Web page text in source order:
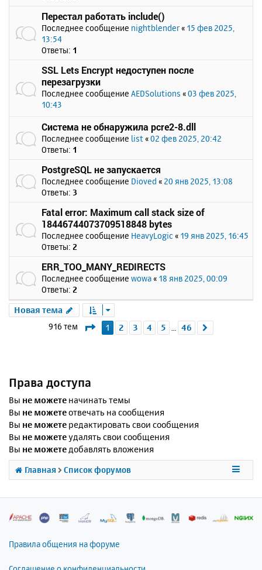
Перестал работать include()
Последнее сообщение nightblender « 15 фев 2025,
13:54
Ответы: 1
SSL Lets Encrypt недоступен после
перезагрузки
Последнее сообщение AEDSolutions «03 фев 2025,
10:43
Система не обнаружила pcre2-8.dll
Последнее сообщение list «02 фев 2025, 20:42
Ответы: 1
PostgreSQL не запускается
Последнее сообщение Dioved « 20 янв 2025, 13:08
Ответы: 3
Fatal error: Maximum call stack size of
18446744073709518848 bytes
Последнее сообщение HeavyLogic « 19 янв 2025, 16:45
Ответы: 2
ERR_TOO_MANY_REDIRECTS
Последнее сообщение wowa « 18 янв 2025, 00:09
Ответы: 2
Новая тема
916 тем Страница1 из 46
1 2 3 4 5 46
Права доступа
Вы не можете начинать темы
Вы не можетеотвечать на сообщения
Вы не можете редактировать свои сообщения
Вы не можетеудалять свои сообщения
Вы не можетедобавлять вложения
Главная Список форумов
Правила общения на форуме